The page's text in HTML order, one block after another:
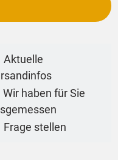
Aktuelle
Wir haben für Sie
Frage stellen